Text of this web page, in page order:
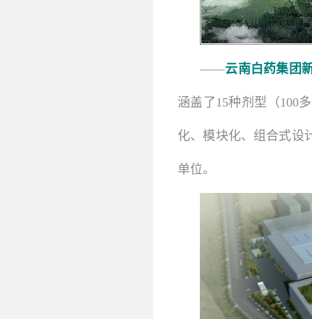
——云南白药集团
涵盖了15种剂型（100
化、模块化、组合式设
单位。